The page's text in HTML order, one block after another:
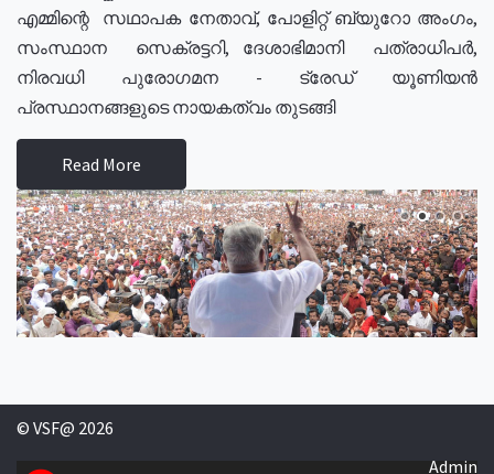
എമ്മിന്റെ സഥാപക നേതാവ്, പോളിറ്റ് ബ്യുറോ അംഗം,
സംസ്ഥാന സെക്രട്ടറി, ദേശാഭിമാനി പത്രാധിപർ,
നിരവധി പുരോഗമന - ട്രേഡ് യൂണിയൻ
പ്രസ്ഥാനങ്ങളുടെ നായകത്വം തുടങ്ങി
Read More
© VSF@ 2026
Admin